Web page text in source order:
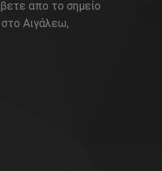
απο το σημείο
Αιγάλεω,